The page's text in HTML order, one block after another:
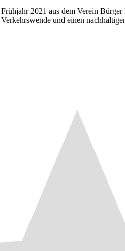
2021 aus dem Verein
und einen